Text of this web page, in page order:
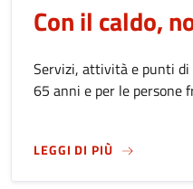
Con il caldo,
Servizi, attività e punti
65 anni e per le persone
LEGGI DI PIÙSUCON IL